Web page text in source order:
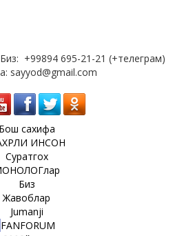
+99894 695-21-21 (+телеграм)
sayyod@gmail.com
Бош сахифа
ИНСОН
Суратгох
Биз
Жавоблар
Jumanji
FANFORUM